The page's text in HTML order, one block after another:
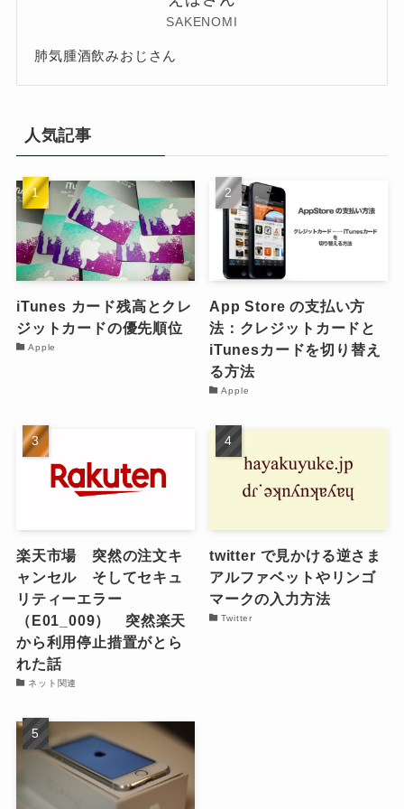
SAKENOMI
肺気腫酒飲みおじさん
人気記事
iTunes カード残高とクレ
ジットカードの優先順位
Apple
App Store の支払い方
法：クレジットカードと
iTunesカードを切り替え
る方法
Apple
楽天市場 突然の注文キ
ャンセル そしてセキュ
リティーエラー
（E01_009） 突然楽天
から利用停止措置がとら
れた話
ネット関連
twitter で見かける逆さま
アルファベットやリンゴ
マークの入力方法
Twitter